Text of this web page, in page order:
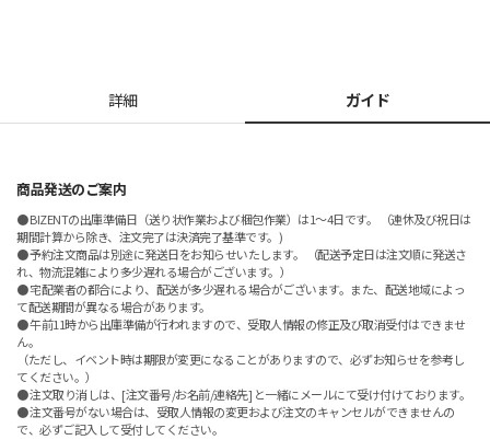
詳細 ガイド
商品発送のご案内
● BIZENTの出庫準備日（送り状作業および梱包作業）は1～4日です。 （連休及び祝日は
期間計算から除き、注文完了は決済完了基準です。)
● 予約注文商品は別途に発送日をお知らせいたします。 （配送予定日は注文順に発送さ
れ、物流混雑により多少遅れる場合がございます。）
● 宅配業者の都合により、配送が多少遅れる場合がございます。また、配送地域によっ
て配送期間が異なる場合があります。
● 午前11時から出庫準備が行われますので、受取人情報の修正及び取消受付はできませ
ん。
（ただし、イベント時は期限が変更になることがありますので、必ずお知らせを参考し
てください。）
● 注文取り消しは、[注文番号/お名前/連絡先] と一緒にメールにて受け付けております。
● 注文番号がない場合は、受取人情報の変更および注文のキャンセルができませんの
で、必ずご記入して受付してください。